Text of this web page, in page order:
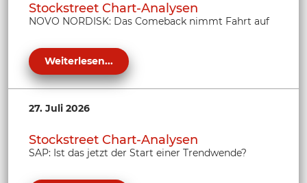
Stockstreet Chart-Analysen
NOVO NORDISK: Das Comeback nimmt Fahrt auf
Weiterlesen...
27. Juli 2026
Stockstreet Chart-Analysen
SAP: Ist das jetzt der Start einer Trendwende?